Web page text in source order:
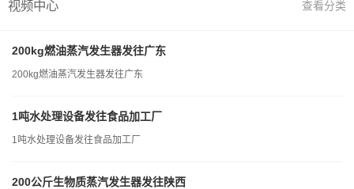
视频中心 查看分类
200kg燃油蒸汽发生器发往广东
200kg燃油蒸汽发生器发往广东
1吨水处理设备发往食品加工厂
1吨水处理设备发往食品加工厂
200公斤生物质蒸汽发生器发往陕西